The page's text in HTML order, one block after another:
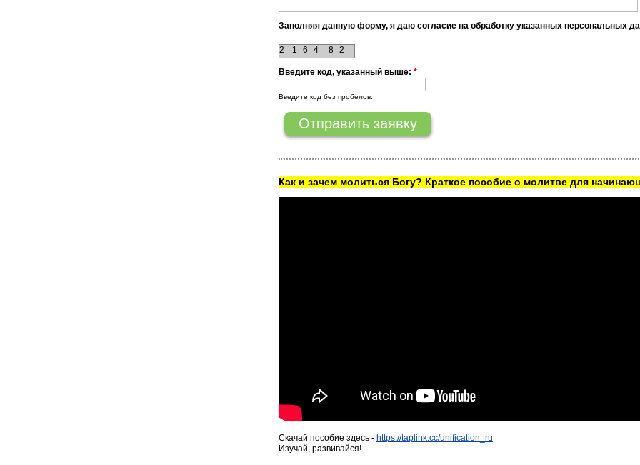
Заполняя данную форму, я даю согласие на обработку указанных персональных
1
2 8 2
6 4
Введите код, указанный выше: *
Введите код без пробелов.
Как и зачем молиться Богу? Краткое пособие о молитве для
Скачай пособие здесь - https://taplink.cc/unification_ru
Изучай, развивайся!